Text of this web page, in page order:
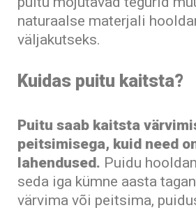
naturaalse materjali
väljakutseks.
Kuidas puitu kaitsta?
Puitu saab kaitsta
peitsimisega, kuid need
lahendused. Puidu
seda iga kümne aasta
värvima või peitsima,